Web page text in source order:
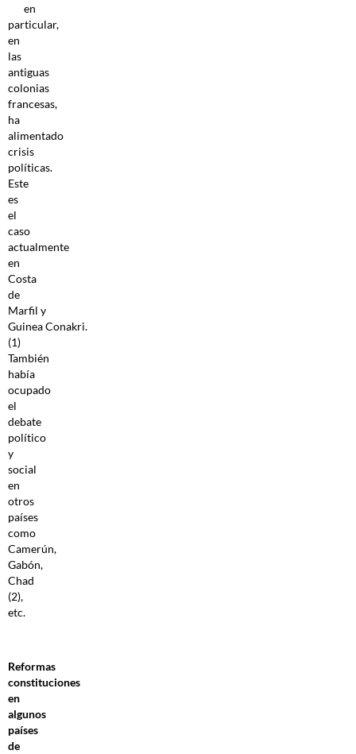
en
particular,
en
las
antiguas
colonias
francesas,
ha
alimentado
crisis
políticas.
Este
es
el
caso
actualmente
en
Costa
de
Marfil y
Guinea Conakri.
(1)
También
había
ocupado
el
debate
político
y
social
en
otros
países
como
Camerún,
Gabón,
Chad
(2),
etc.
Reformas
constituciones
en
algunos
países
de